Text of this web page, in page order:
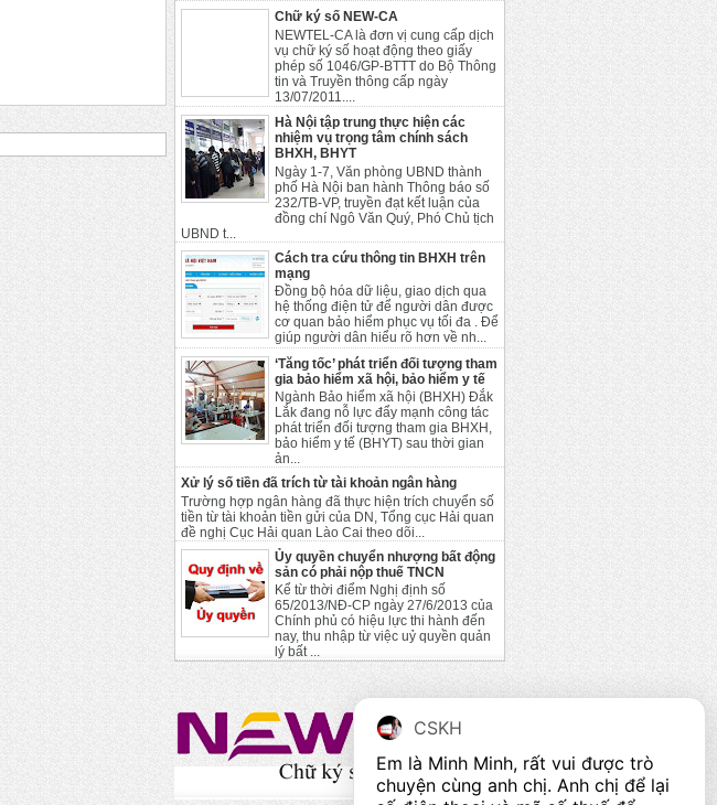
Chữ ký số NEW-CA
NEWTEL-CA là đơn vị cung cấp dịch
vụ chữ ký số hoạt động theo giấy
phép số 1046/GP-BTTT do Bộ Thông
tin và Truyền thông cấp ngày
13/07/2011....
Hà Nội tập trung thực hiện các
nhiệm vụ trọng tâm chính sách
BHXH, BHYT
Ngày 1-7, Văn phòng UBND thành
phố Hà Nội ban hành Thông báo số
232/TB-VP, truyền đạt kết luận của
đồng chí Ngô Văn Quý, Phó Chủ tịch
UBND t...
Cách tra cứu thông tin BHXH trên
mạng
Đồng bộ hóa dữ liệu, giao dịch qua
hệ thống điện tử để người dân được
cơ quan bảo hiểm phục vụ tối đa . Để
giúp người dân hiểu rõ hơn về nh...
‘Tăng tốc’ phát triển đối tượng tham
gia bảo hiểm xã hội, bảo hiểm y tế
Ngành Bảo hiểm xã hội (BHXH) Đắk
Lắk đang nỗ lực đẩy mạnh công tác
phát triển đối tượng tham gia BHXH,
bảo hiểm y tế (BHYT) sau thời gian
ản...
Xử lý số tiền đã trích từ tài khoản ngân hàng
Trường hợp ngân hàng đã thực hiện trích chuyển số
tiền từ tài khoản tiền gửi của DN, Tổng cục Hải quan
đề nghị Cục Hải quan Lào Cai theo dõi...
Ủy quyền chuyển nhượng bất động
sản có phải nộp thuế TNCN
Kể từ thời điểm Nghị định số
65/2013/NĐ-CP ngày 27/6/2013 của
Chính phủ có hiệu lực thi hành đến
nay, thu nhập từ việc uỷ quyền quản
lý bất ...
CSKH
Em là Minh Minh, rất vui được trò
chuyện cùng anh chị. Anh chị để lại